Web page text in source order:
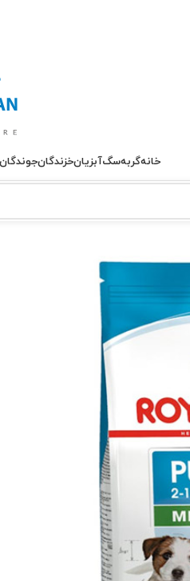
خانهگربهسگآبزیانخزندگانجوندگان